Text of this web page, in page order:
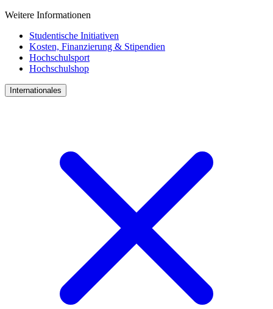
Weitere Informationen
Studentische Initiativen
Kosten, Finanzierung & Stipendien
Hochschulsport
Hochschulshop
Internationales